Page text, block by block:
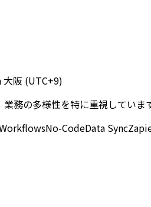
大阪 (UTC+9)
務の多様性を特に重視してい
No-CodeData Sync